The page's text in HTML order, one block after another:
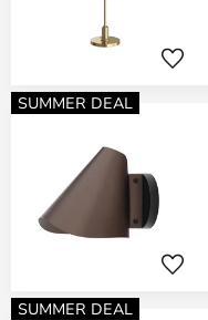
SUMMER DEAL
SUMMER DEAL